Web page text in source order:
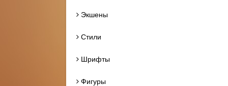
Экшены
Стили
Шрифты
Фигуры